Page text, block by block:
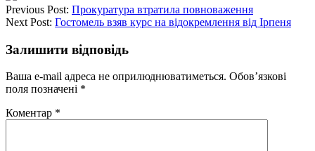
Previous Post: Прокуратура втратила повноваження
Next Post: Гостомель взяв курс на відокремлення від Ірпеня
Залишити відповідь
Ваша e-mail адреса не оприлюднюватиметься. Обов’язкові
поля позначені *
Коментар *